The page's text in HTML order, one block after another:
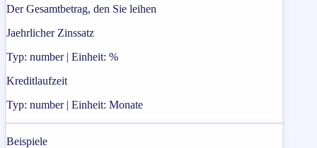
Der Gesamtbetrag, den Sie leihen
Jaehrlicher Zinssatz
Typ: number | Einheit: %
Kreditlaufzeit
Typ: number | Einheit: Monate
Beispiele